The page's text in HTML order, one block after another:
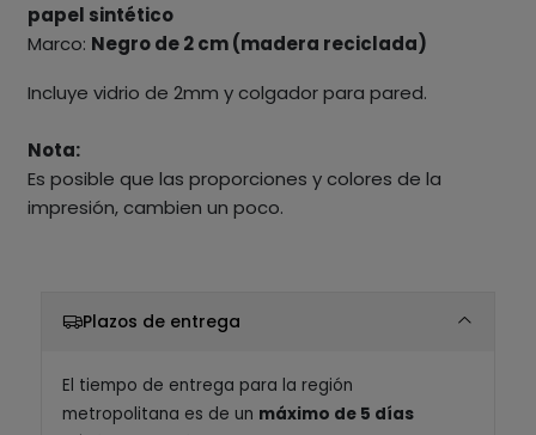
papel sintético
Marco: Negro de 2 cm (madera reciclada)
Incluye vidrio de 2mm y colgador para pared.
Nota:
Es posible que las proporciones y colores de la
impresión, cambien un poco.
Plazos de entrega
El tiempo de entrega para la región
metropolitana es de un máximo de 5 días